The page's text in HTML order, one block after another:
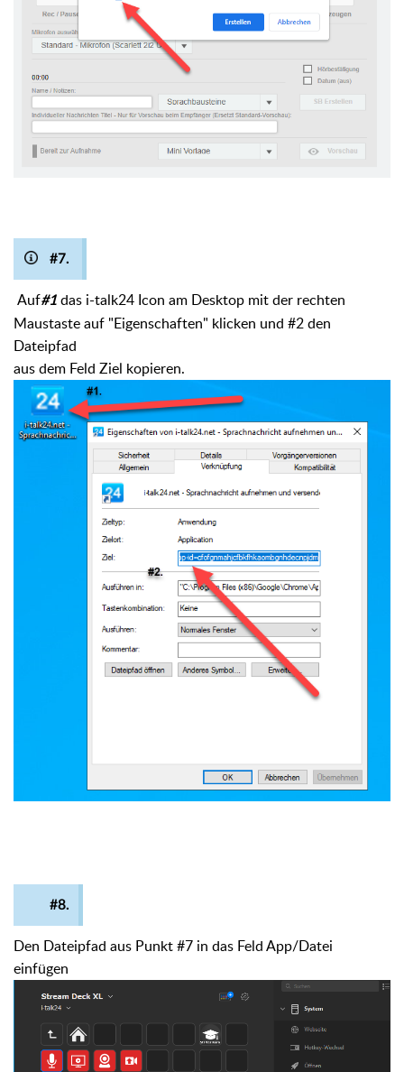
#7.
Auf#1 das i-talk24 Icon am Desktop mit der rechten
Maustaste auf "Eigenschaften" klicken und #2 den
Dateipfad
aus dem Feld Ziel kopieren.
#8.
Den Dateipfad aus Punkt #7 in das Feld App/Datei
einfügen